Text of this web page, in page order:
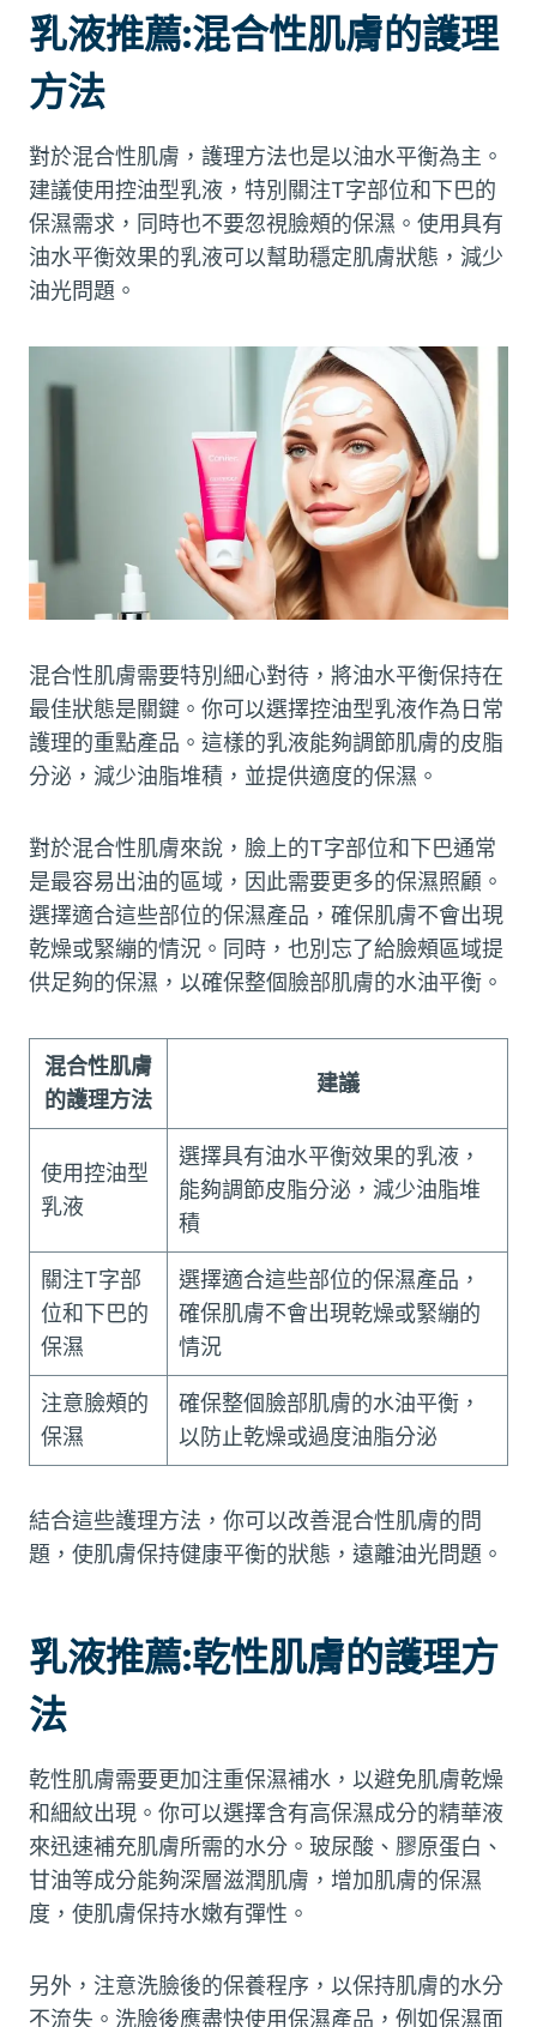
乳液推薦:混合性肌膚的護理
方法
對於混合性肌膚，護理方法也是以油水平衡為主。
建議使用控油型乳液，特別關注T字部位和下巴的
保濕需求，同時也不要忽視臉頰的保濕。使用具有
油水平衡效果的乳液可以幫助穩定肌膚狀態，減少
油光問題。
混合性肌膚需要特別細心對待，將油水平衡保持在
最佳狀態是關鍵。你可以選擇控油型乳液作為日常
護理的重點產品。這樣的乳液能夠調節肌膚的皮脂
分泌，減少油脂堆積，並提供適度的保濕。
對於混合性肌膚來說，臉上的T字部位和下巴通常
是最容易出油的區域，因此需要更多的保濕照顧。
選擇適合這些部位的保濕產品，確保肌膚不會出現
乾燥或緊繃的情況。同時，也別忘了給臉頰區域提
供足夠的保濕，以確保整個臉部肌膚的水油平衡。
混合性肌膚
的護理方法
建議
使用控油型
乳液
選擇具有油水平衡效果的乳液，
能夠調節皮脂分泌，減少油脂堆
積
關注T字部
位和下巴的
保濕
選擇適合這些部位的保濕產品，
確保肌膚不會出現乾燥或緊繃的
情況
注意臉頰的
保濕
確保整個臉部肌膚的水油平衡，
以防止乾燥或過度油脂分泌
結合這些護理方法，你可以改善混合性肌膚的問
題，使肌膚保持健康平衡的狀態，遠離油光問題。
乳液推薦:乾性肌膚的護理方
法
乾性肌膚需要更加注重保濕補水，以避免肌膚乾燥
和細紋出現。你可以選擇含有高保濕成分的精華液
來迅速補充肌膚所需的水分。玻尿酸、膠原蛋白、
甘油等成分能夠深層滋潤肌膚，增加肌膚的保濕
度，使肌膚保持水嫩有彈性。
另外，注意洗臉後的保養程序，以保持肌膚的水分
不流失。洗臉後應盡快使用保濕產品，例如保濕面